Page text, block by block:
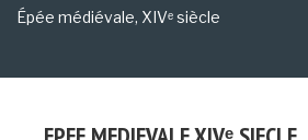
Épée médiévale, XIVᵉ siècle